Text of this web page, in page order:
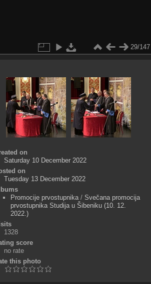
29/147
on
Saturday 10 December 2022
on
Tuesday 13 December 2022
Promocije prvostupnika/ Svečana promocija
prvostupnika Studija u Šibeniku (10. 12.
2022.)
1328
score
no rate
this photo